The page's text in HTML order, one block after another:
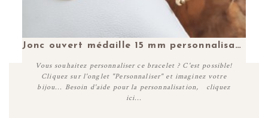
Jonc ouvert médaille 15 mm personnalisable plaqué or
Vous souhaitez personnaliser ce bracelet ? C'est possible!
Cliquez sur l'onglet "Personnaliser" et imaginez votre
bijou... Besoin d'aide pour la personnalisation, cliquez
ici...